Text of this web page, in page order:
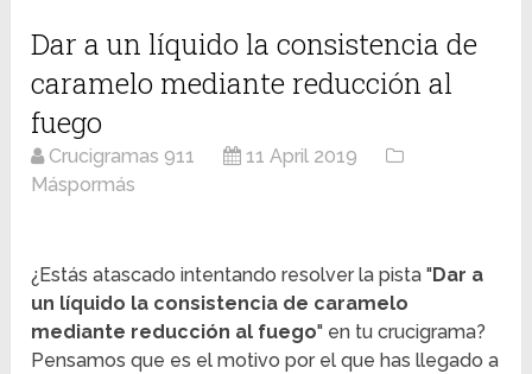
Dar a un líquido la consistencia de
caramelo mediante reducción al
fuego
Crucigramas 911
11 April 2019
Máspormás
¿Estás atascado intentando resolver la pista "Dar a
un líquido la consistencia de caramelo
mediante reducción al fuego" en tu crucigrama?
Pensamos que es el motivo por el que has llegado a